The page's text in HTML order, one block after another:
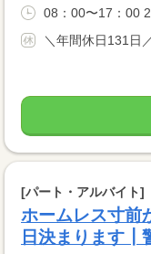
08：00〜17：00
＼年間休日131日
[パート・アルバイト]
ホームレス寸前
日決まります┃